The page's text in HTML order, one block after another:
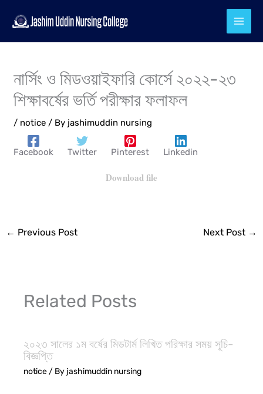
নার্সিং ও মিডওয়াইফারি কোর্সে ২০২২-২৩
শিক্ষাবর্ষের ভর্তি পরীক্ষার ফলাফল
/ notice / By jashimuddin nursing
Facebook Twitter Pinterest Linkedin
Download file
← Previous Post Next Post →
Related Posts
২০২৩ সালের ১ম বর্ষের মিডটার্ম লিখিত পরিক্ষার সময় সূচি-
বিজ্ঞপ্তি
notice/ By jashimuddin nursing